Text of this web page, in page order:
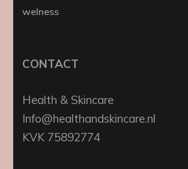
welness
CONTACT
Health & Skincare
Info@healthandskincare.nl
KVK 75892774